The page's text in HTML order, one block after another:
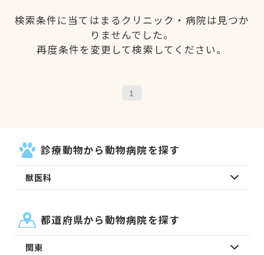
検索条件に当てはまるクリニック・病院は見つか
りませんでした。
再度条件を変更して検索してください。
1
診療動物から動物病院を探す
獣医科
都道府県から動物病院を探す
関東